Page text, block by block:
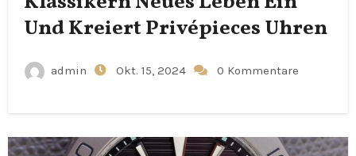
Und Kreiert Privépieces Uhren
admin Okt. 15, 2024 0 Kommentare